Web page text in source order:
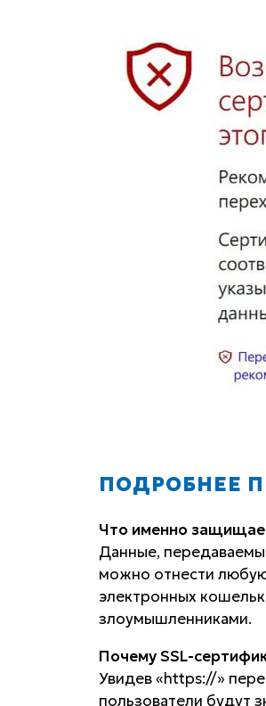
ПОДРОБНЕЕ
Что именно
Данные,
можно отнести
электронных
злоумышленниками.
Почему SSL-
Увидев «https://»
пользователи будут